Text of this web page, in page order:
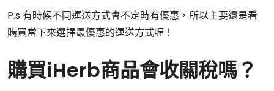
P.s 有時候不同運送方式會不定時有優惠，所以主要還是看
購買當下來選擇最優惠的運送方式喔！
購買iHerb商品會收關稅嗎？